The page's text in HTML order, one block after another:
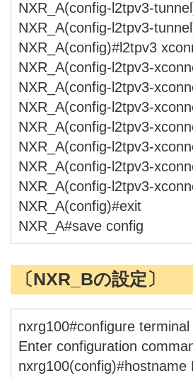
NXR_A(config-l2tpv3-
NXR_A(config-l2tpv3-
NXR_A(config)#l2tpv3
NXR_A(config-l2tpv3-
NXR_A(config-l2tpv3-
NXR_A(config-l2tpv3-
NXR_A(config-l2tpv3-
NXR_A(config-l2tpv3-
NXR_A(config-l2tpv3-
NXR_A(config-l2tpv3-
NXR_A(config)#exit
NXR_A#save config
〔NXR_Bの設定〕
nxrg100#configure terminal
Enter configuration
nxrg100(config)#hostname